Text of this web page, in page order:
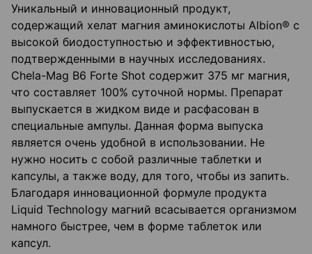
Уникальный и инновационный продукт,
содержащий хелат магния аминокислоты Albion® с
высокой биодоступностью и эффективностью,
подтвержденными в научных исследованиях.
Chela-Mag B6 Forte Shot содержит 375 мг магния,
что составляет 100% суточной нормы. Препарат
выпускается в жидком виде и расфасован в
специальные ампулы. Данная форма выпуска
является очень удобной в использовании. Не
нужно носить с собой различные таблетки и
капсулы, а также воду, для того, чтобы из запить.
Благодаря инновационной формуле продукта
Liquid Technology магний всасывается организмом
намного быстрее, чем в форме таблеток или
капсул.